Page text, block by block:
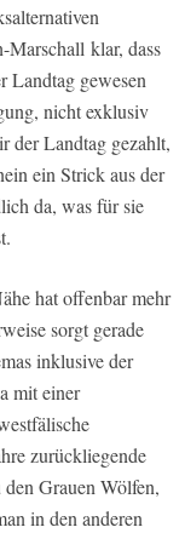
klar, dass
Landtag gewesen
nicht exklusiv
der Landtag gezahlt,
ein Strick aus der
da, was für sie
hat offenbar mehr
sorgt gerade
inklusive der
mit einer
zurückliegende
Grauen Wölfen,
in den anderen